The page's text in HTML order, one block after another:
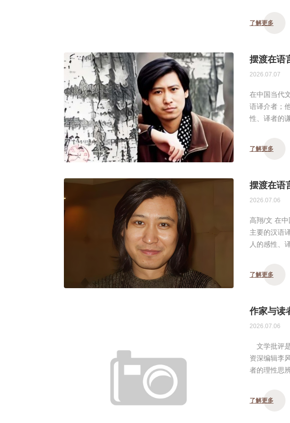
了解更多
摆渡在语
2026.07.07
在中国当代
语译介者；
性、译者的
了解更多
摆渡在语
2026.07.06
高翔/文 在
主要的汉语
人的感性、
了解更多
作家与读
2026.07.06
文学批评
资深编辑李
者的理性思
了解更多